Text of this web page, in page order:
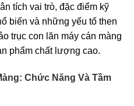
tích vai trò, đặc điểm kỹ
biến và những yếu tố then
trục con lăn máy cán màng
phẩm chất lượng cao.
Chức Năng Và Tầm